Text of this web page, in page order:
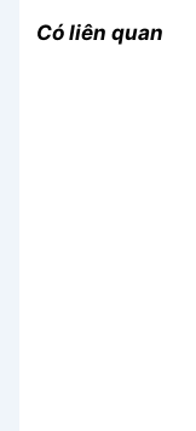
Có liên quan